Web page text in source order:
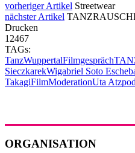
vorheriger Artikel Streetwear
nächster Artikel
Drucken
12467
TAGs:
TanzWuppertalFilmgespräch
SieczkarekWigabriel Soto
TakagiFilmModerationUta
ORGANISATION